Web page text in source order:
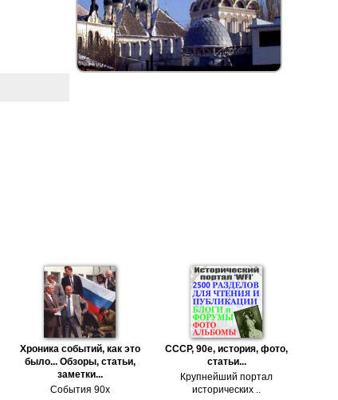
Хроника событий, как это
было... Обзоры, статьи,
заметки...
События 90х
СССР, 90е, история, фото,
статьи...
Крупнейший портал
исторических ..